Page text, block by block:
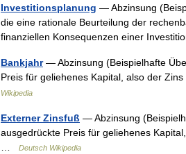
Investitionsplanung — Abzinsung
die eine rationale Beurteilung der
finanziellen Konsequenzen einer
Bankjahr— Abzinsung (Beispielhafte
Preis für geliehenes Kapital, also der
Wikipedia
Externer Zinsfuß — Abzinsung
ausgedrückte Preis für geliehenes
Deutsch Wikipedia